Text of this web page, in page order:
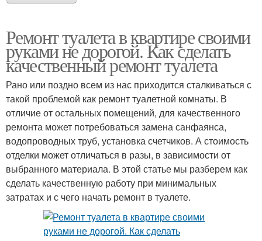
Ремонт туалета в квартире своими
руками не дорогой. Как сделать
качественный ремонт туалета
Рано или поздно всем из нас приходится сталкиваться с
такой проблемой как ремонт туалетной комнаты. В
отличие от остальных помещений, для качественного
ремонта может потребоваться замена санфаянса,
водопроводных труб, установка счетчиков. А стоимость
отделки может отличаться в разы, в зависимости от
выбранного материала. В этой статье мы разберем как
сделать качественную работу при минимальных
затратах и с чего начать ремонт в туалете.